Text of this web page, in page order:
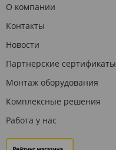
О компании
Контакты
Новости
Партнерские сертификаты
Монтаж оборудования
Комплексные решения
Работа у нас